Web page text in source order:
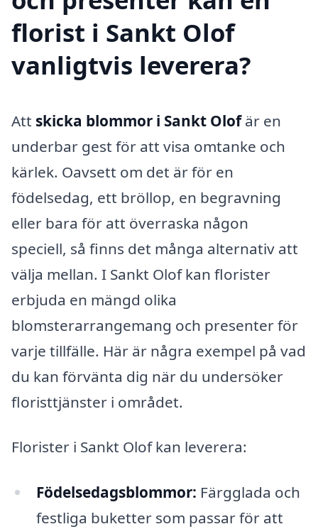
florist i Sankt Olof
vanligtvis leverera?
Att skicka blommor i Sankt Olofär en
underbar gest för att visa omtanke och
kärlek. Oavsett om det är för en
födelsedag, ett bröllop, en begravning
eller bara för att överraska någon
speciell, så finns det många alternativ att
välja mellan. I Sankt Olof kan florister
erbjuda en mängd olika
blomsterarrangemang och presenter för
varje tillfälle. Här är några exempel på vad
du kan förvänta dig när du undersöker
floristtjänster i området.
Florister i Sankt Olof kan leverera:
Födelsedagsblommor: Färgglada och
festliga buketter som passar för att